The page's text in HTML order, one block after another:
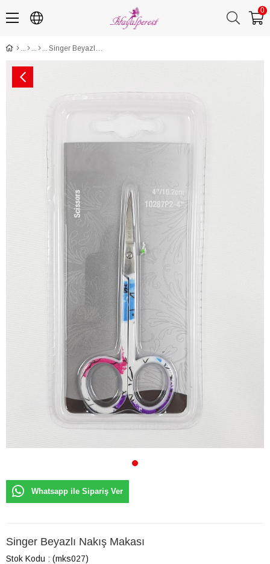
0
Singer Beyazlı Nakış Makası
Whatsapp ile Sipariş Ver
Singer Beyazlı Nakış Makası
Stok Kodu (mks027)